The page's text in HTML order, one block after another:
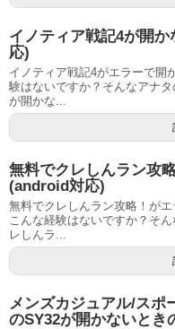
イノティア戦記4が開
応)
イノティア戦記4がエラーで開
験はないですか？そんなアナ
が開かな...
無料でクレしんラン攻
(android対応)
無料でクレしんラン攻略！が
こんな経験はないですか？そ
レしんラ...
メンズカジュアル/スポ
のSY32が開かないと